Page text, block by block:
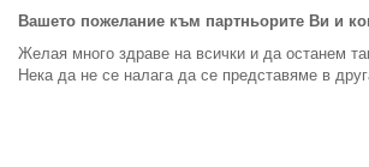
Вашето пожелание към партньорите Ви и
Желая много здраве на всички и да останем
Нека да не се налага да се представяме в